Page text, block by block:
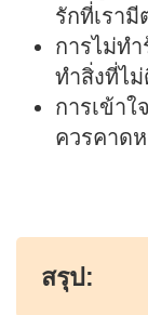
รักที่เรามี
การไม่ท
ทำสิ่งที่ไม่
การเข้าใ
ควรคาด
สรุป: